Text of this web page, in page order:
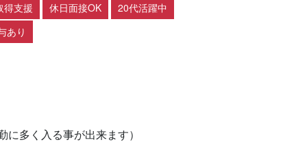
得支援
休日面接OK
20代活躍中
あり
多く入る事が出来ます）